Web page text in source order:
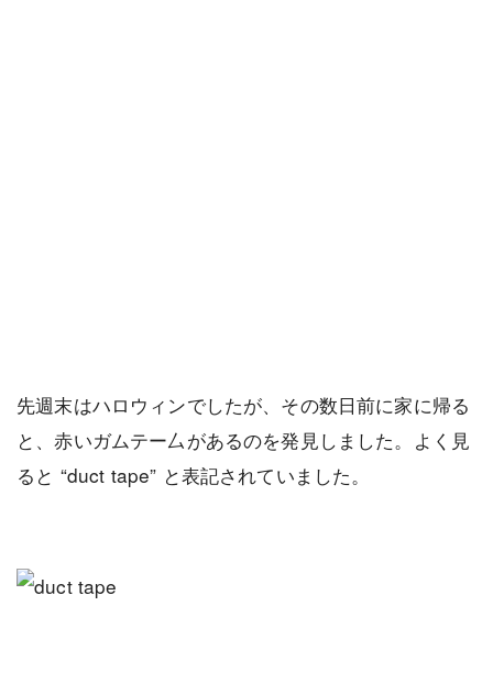
先週末はハロウィンでしたが、その数日前に家に帰る
と、赤いガムテー厶があるのを発見しました。よく見
ると “duct tape” と表記されていました。